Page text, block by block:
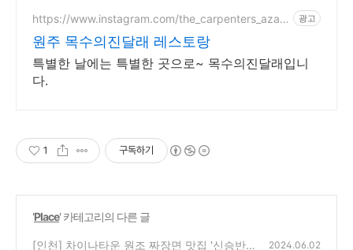
https://www.instagram.com/the_carpenters_azale
광고
원주 목수의진달래 레스토랑
특별한 날에는 특별한 곳으로~ 목수의진달래입니
다.
1 구독하기
'Place' 카테고리의 다른 글
[인천] 차이나타운 원조 짜장면 맛집 '신승반점 2024.06.02